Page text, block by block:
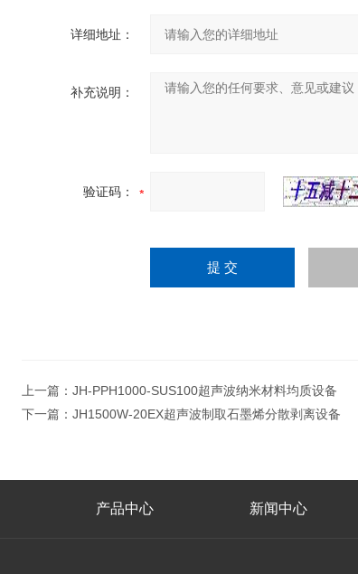
详细地址：
补充说明：
验证码：
上一篇： JH-PPH1000-SUS100超声波纳米材料均质设备
下一篇： JH1500W-20EX超声波制取石墨烯分散剥离设备
产品中心 新闻中心